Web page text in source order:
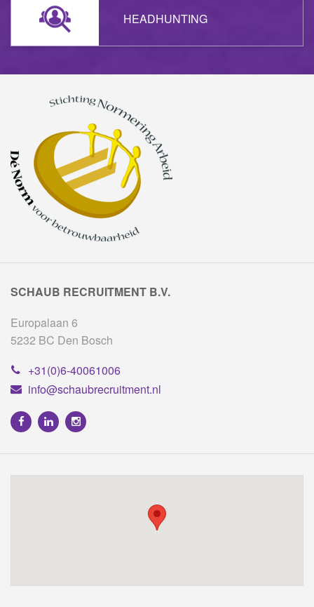
HEADHUNTING
SCHAUB RECRUITMENT B.V.
Europalaan 6
5232 BC Den Bosch
+31(0)6-40061006
info@schaubrecruitment.nl